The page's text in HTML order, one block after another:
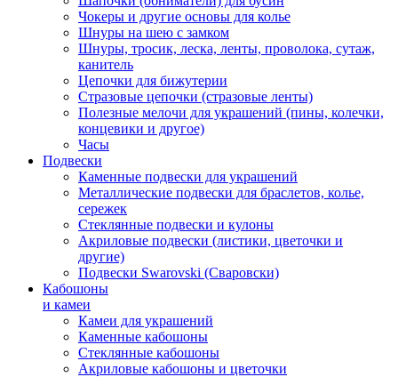
Чокеры и другие основы для колье
Шнуры на шею с замком
Шнуры, тросик, леска, ленты, проволока, сутаж,
канитель
Цепочки для бижутерии
Стразовые цепочки (стразовые ленты)
Полезные мелочи для украшений (пины, колечки,
концевики и другое)
Часы
Подвески
Каменные подвески для украшений
Металлические подвески для браслетов, колье,
сережек
Стеклянные подвески и кулоны
Акриловые подвески (листики, цветочки и
другие)
Подвески Swarovski (Сваровски)
Кабошоны
и камеи
Камеи для украшений
Каменные кабошоны
Стеклянные кабошоны
Акриловые кабошоны и цветочки